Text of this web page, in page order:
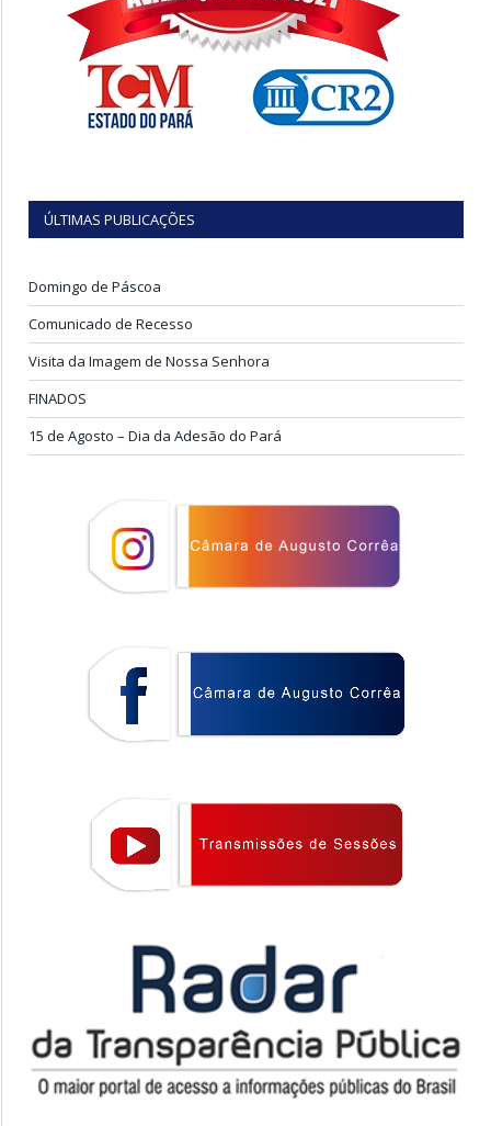
ÚLTIMAS PUBLICAÇÕES
Domingo de Páscoa
Comunicado de Recesso
Visita da Imagem de Nossa Senhora
FINADOS
15 de Agosto – Dia da Adesão do Pará